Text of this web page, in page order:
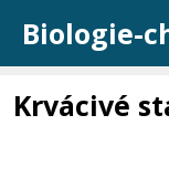
obsah
Biologie-
Krvácivé